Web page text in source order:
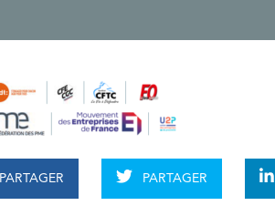
PARTAGER PARTAGER